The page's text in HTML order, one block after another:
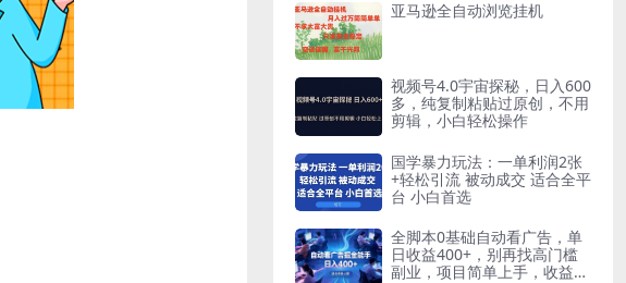
亚马逊全自动浏览挂机
视频号4.0宇宙探秘，日入600
多，纯复制粘贴过原创，不用
剪辑，小白轻松操作
国学暴力玩法：一单利润2张
+轻松引流 被动成交 适合全平
台 小白首选
全脚本0基础自动看广告，单
日收益400+，别再找高门槛
副业，项目简单上手，收益看